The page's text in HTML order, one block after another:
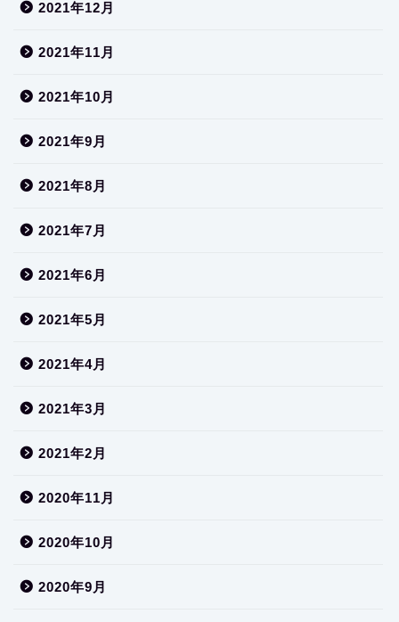
2021年12月
2021年11月
2021年10月
2021年9月
2021年8月
2021年7月
2021年6月
2021年5月
2021年4月
2021年3月
2021年2月
2020年11月
2020年10月
2020年9月